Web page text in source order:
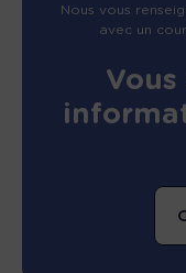
Nous vous
avec un